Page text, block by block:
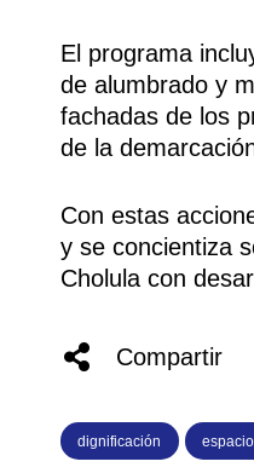
El programa
de alumbrado y
fachadas de los
de la
Con estas
y se concientiza
Cholula con
Compartir
dignificación